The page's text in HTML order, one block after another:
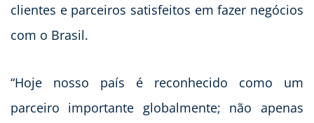
clientes e parceiros satisfeitos em fazer negócios
com o Brasil.
“Hoje nosso país é reconhecido como um
parceiro importante globalmente; não apenas